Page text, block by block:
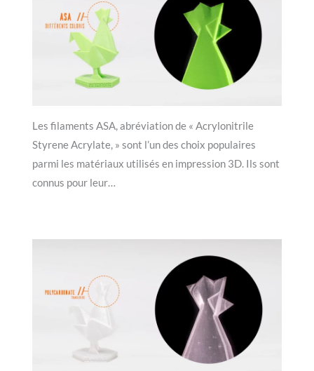
Les filaments ASA, abréviation de « Acrylonitrile
Styrene Acrylate, » sont l’un des choix populaires
parmi les matériaux utilisés en impression 3D. Ils sont
connus pour leur…